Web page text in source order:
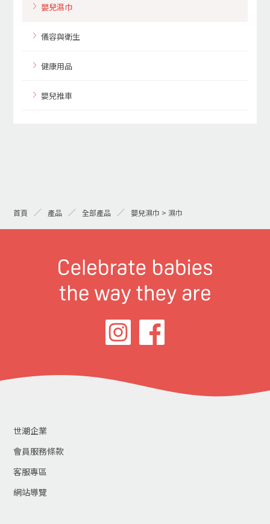
嬰兒濕巾
儀容與衛生
健康用品
嬰兒推車
首頁 產品 全部產品 嬰兒濕巾 > 濕巾
世潮企業
會員服務條款
客服專區
網站導覽